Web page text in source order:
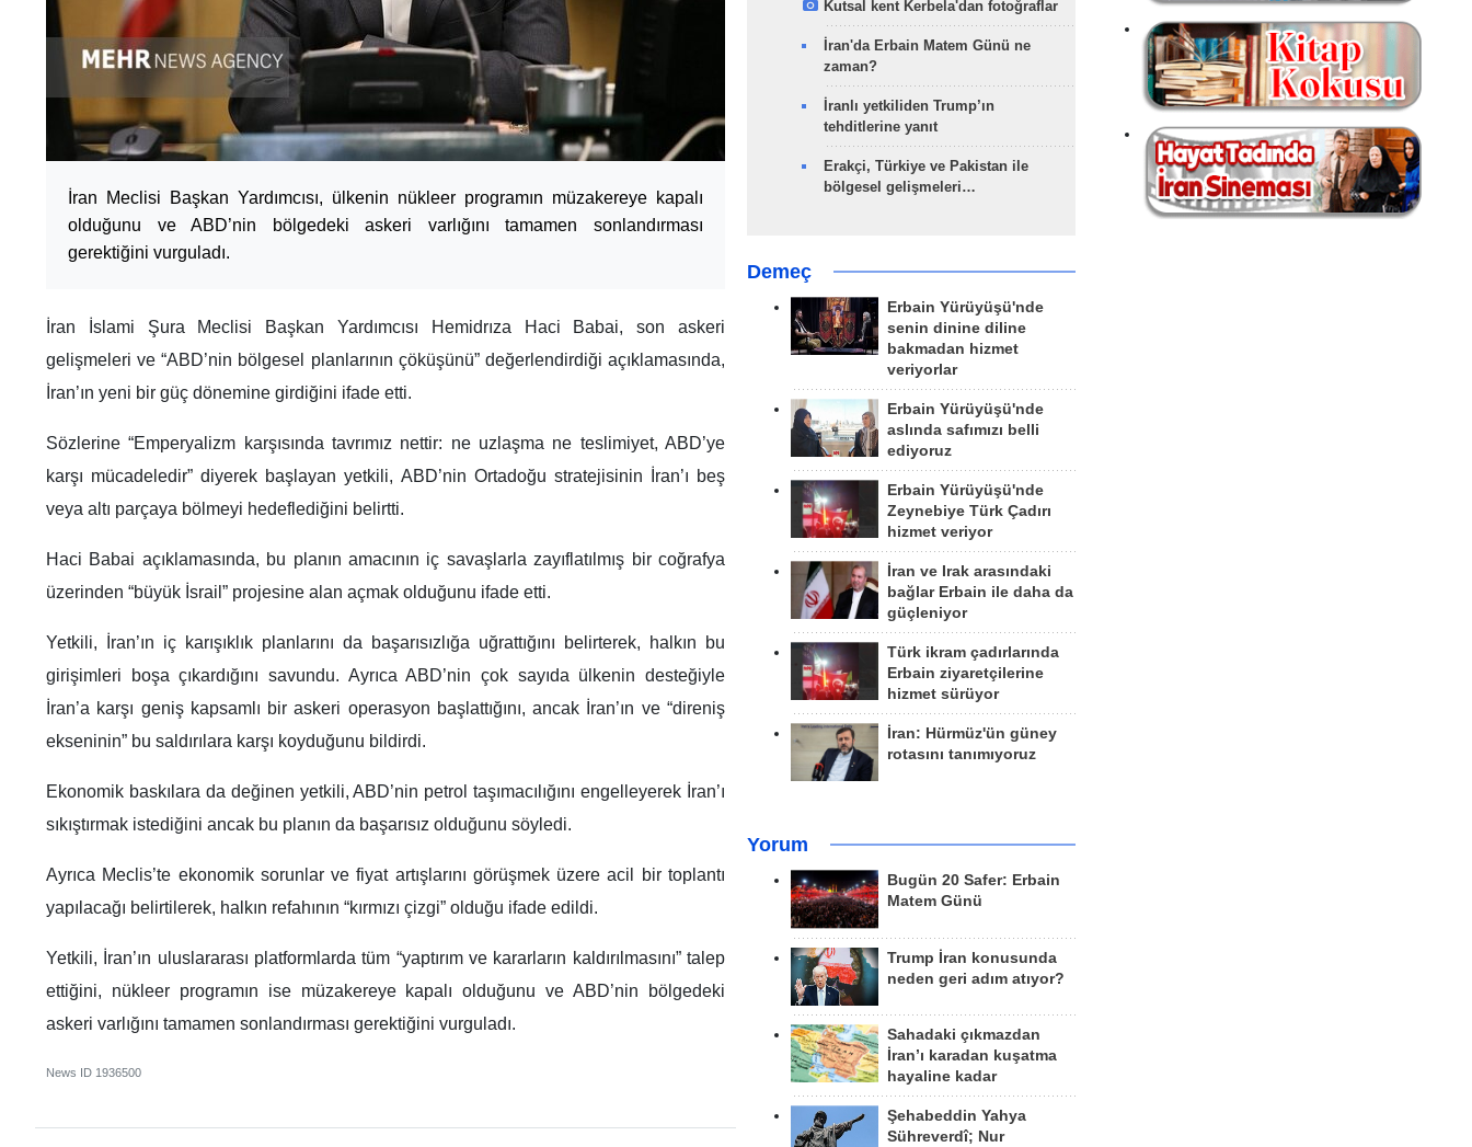
İran Meclisi Başkan Yardımcısı, ülkenin nükleer programın müzakereye kapalı
olduğunu ve ABD’nin bölgedeki askeri varlığını tamamen sonlandırması
gerektiğini vurguladı.
İran İslami Şura Meclisi Başkan Yardımcısı Hemidrıza Haci Babai, son askeri
gelişmeleri ve “ABD’nin bölgesel planlarının çöküşünü” değerlendirdiği açıklamasında,
İran’ın yeni bir güç dönemine girdiğini ifade etti.
Sözlerine “Emperyalizm karşısında tavrımız nettir: ne uzlaşma ne teslimiyet, ABD’ye
karşı mücadeledir” diyerek başlayan yetkili, ABD’nin Ortadoğu stratejisinin İran’ı beş
veya altı parçaya bölmeyi hedeflediğini belirtti.
Haci Babai açıklamasında, bu planın amacının iç savaşlarla zayıflatılmış bir coğrafya
üzerinden “büyük İsrail” projesine alan açmak olduğunu ifade etti.
Yetkili, İran’ın iç karışıklık planlarını da başarısızlığa uğrattığını belirterek, halkın bu
girişimleri boşa çıkardığını savundu. Ayrıca ABD’nin çok sayıda ülkenin desteğiyle
İran’a karşı geniş kapsamlı bir askeri operasyon başlattığını, ancak İran’ın ve “direniş
ekseninin” bu saldırılara karşı koyduğunu bildirdi.
Ekonomik baskılara da değinen yetkili, ABD’nin petrol taşımacılığını engelleyerek İran’ı
sıkıştırmak istediğini ancak bu planın da başarısız olduğunu söyledi.
Ayrıca Meclis’te ekonomik sorunlar ve fiyat artışlarını görüşmek üzere acil bir toplantı
yapılacağı belirtilerek, halkın refahının “kırmızı çizgi” olduğu ifade edildi.
Yetkili, İran’ın uluslararası platformlarda tüm “yaptırım ve kararların kaldırılmasını” talep
ettiğini, nükleer programın ise müzakereye kapalı olduğunu ve ABD’nin bölgedeki
askeri varlığını tamamen sonlandırması gerektiğini vurguladı.
News ID 1936500
Kutsal kent Kerbela'dan fotoğraflar
İran'da Erbain Matem Günü ne
zaman?
İranlı yetkiliden Trump’ın
tehditlerine yanıt
Erakçi, Türkiye ve Pakistan ile
bölgesel gelişmeleri…
Demeç
Erbain Yürüyüşü'nde
senin dinine diline
bakmadan hizmet
veriyorlar
Erbain Yürüyüşü'nde
aslında safımızı belli
ediyoruz
Erbain Yürüyüşü'nde
Zeynebiye Türk Çadırı
hizmet veriyor
İran ve Irak arasındaki
bağlar Erbain ile daha da
güçleniyor
Türk ikram çadırlarında
Erbain ziyaretçilerine
hizmet sürüyor
İran: Hürmüz'ün güney
rotasını tanımıyoruz
Yorum
Bugün 20 Safer: Erbain
Matem Günü
Trump İran konusunda
neden geri adım atıyor?
Sahadaki çıkmazdan
İran’ı karadan kuşatma
hayaline kadar
Şehabeddin Yahya
Sühreverdî; Nur